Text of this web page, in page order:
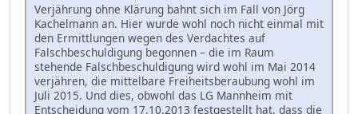
Verjährung ohne Klärung bahnt sich im Fall von Jörg
Kachelmann an. Hier wurde wohl noch nicht einmal mit
den Ermittlungen wegen des Verdachtes auf
Falschbeschuldigung begonnen – die im Raum
stehende Falschbeschuldigung wird wohl im Mai 2014
verjähren, die mittelbare Freiheitsberaubung wohl im
Juli 2015. Und dies, obwohl das LG Mannheim mit
Entscheidung vom 17.10.2013 festgestellt hat, dass die